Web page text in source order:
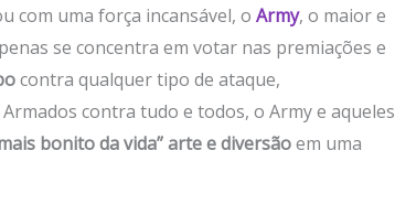
com uma força incansável, o Army, o maior e
se concentra em votar nas premiações e
contra qualquer tipo de ataque,
contra tudo e todos, o Army e aqueles
bonito da vida” arte e diversãoem uma